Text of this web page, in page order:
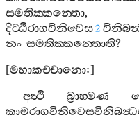
සමතික‍්කන‍්තො
දිට‍්ඨිරාගවිනිවෙස2
නං සමතික‍්කන‍්තොති?
[මහාකච‍්චානො:]
අත්‍ථි
බ්‍රාහ‍්මණ